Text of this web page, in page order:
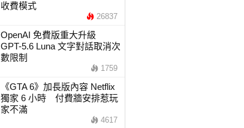
收費模式
26837
OpenAI 免費版重大升級
GPT-5.6 Luna 文字對話取消次
數限制
1759
《GTA 6》加長版內容 Netflix
獨家 6 小時 付費牆安排惹玩
家不滿
4617